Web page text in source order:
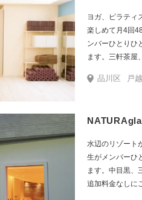
ヨガ、ピラティ
楽しめて月4回
ンバーひとりひ
ます。三軒茶屋
品川区 戸
水辺のリゾート
生がメンバーひ
ます。中目黒、
追加料金なしに